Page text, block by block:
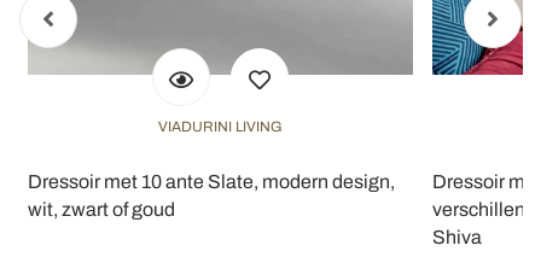
VIADURINI LIVING
Dressoir met 10 ante Slate, modern design,
wit, zwart of goud
Dressoir
Shiva